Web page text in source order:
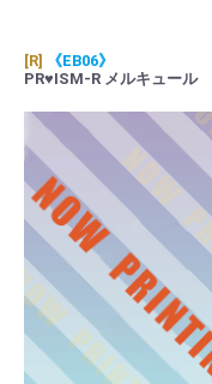
[R]
《EB06》
PR♥ISM-R メルキュール